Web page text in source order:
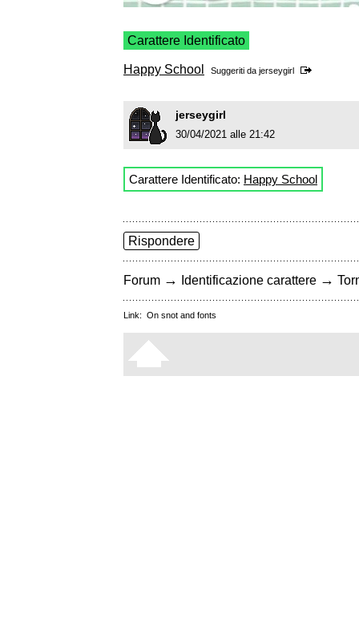
Carattere Identificato
Happy School Suggeriti da jerseygirl
jerseygirl
30/04/2021 alle 21:42
Carattere Identificato: Happy School
Rispondere
Forum → Identificazione carattere →
Link: On snot and fonts